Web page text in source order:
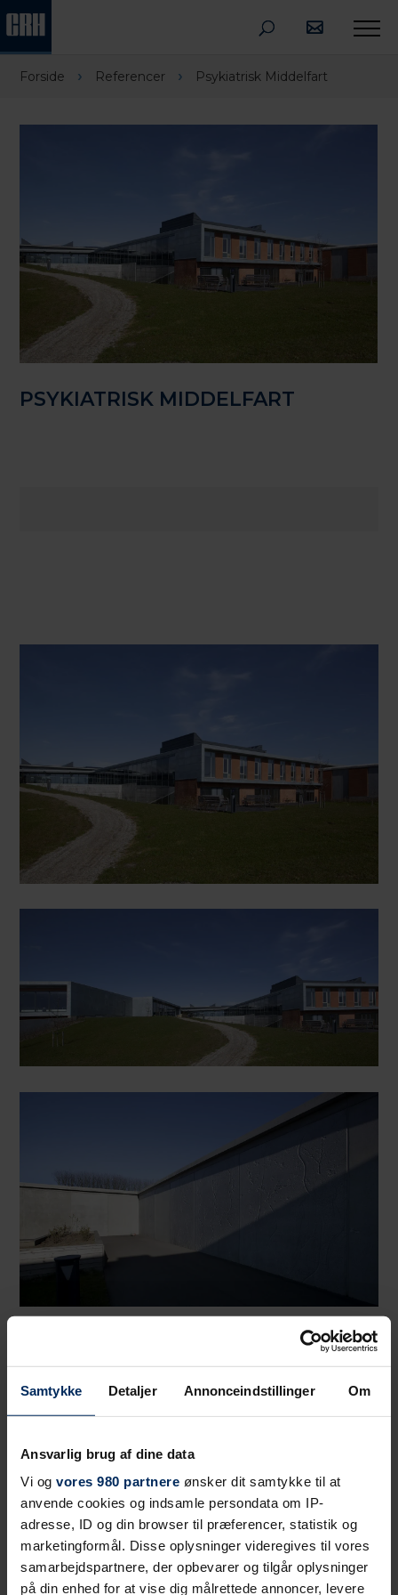
Samtykke Detaljer Annonceindstillinger Om
Ansvarlig brug af dine data
Vi og vores 980 partnere ønsker dit samtykke til at
anvende cookies og indsamle persondata om IP-
adresse, ID og din browser til præferencer, statistik og
marketingformål. Disse oplysninger videregives til vores
samarbejdspartnere, der opbevarer og tilgår oplysninger
på din enhed for at vise dig målrettede annoncer, levere
Forside › Referencer › Psykiatrisk Middelfart
PSYKIATRISK MIDDELFART